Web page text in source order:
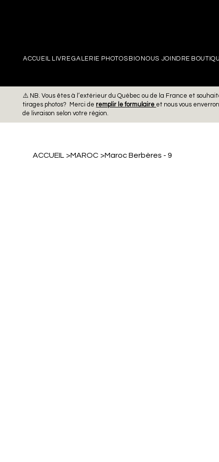
PIERRE
ACCUEIL LIVREGALERIE PHOTOS BIO NOUS JOINDRE
⚠️ NB. Vous êtes à l’extérieur du Québec ou de la France et
tirages photos? Merci de remplir le formulaire et nous vous
de livraison selon votre région.
ACCUEIL >MAROC >Maroc Berbères - 9